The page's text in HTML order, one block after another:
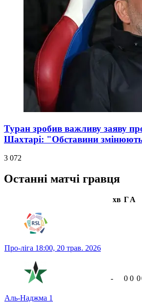
Туран зробив важливу заяву
Шахтарі: "Обставини
3 072
Останні матчі гравця
хв ГА
Про-ліга 18:00, 20 трав. 2026
Аль-Наджма 1
- 0 0 0